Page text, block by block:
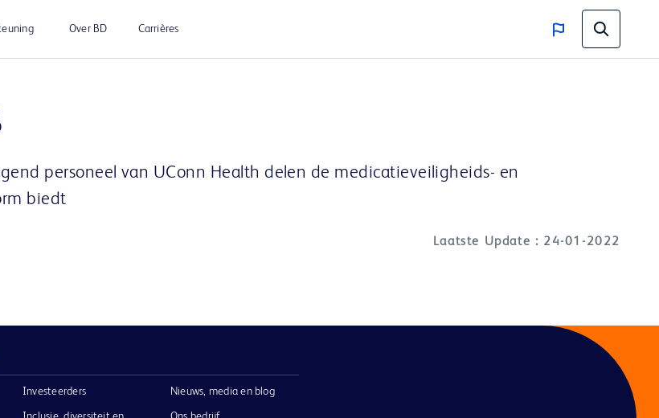
Over BD Carrières
Video
personeel van UConn Health delen de medicatieveiligheids- en
biedt
Laatste Update : 24-01-2022
Investeerders Nieuws, media en blog